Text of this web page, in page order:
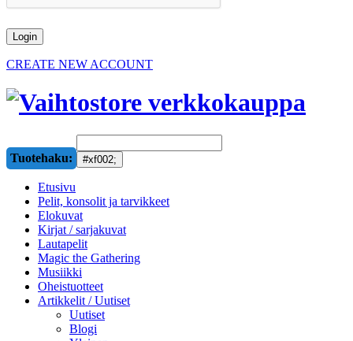
CREATE NEW ACCOUNT
Tuotehaku:
Etusivu
Pelit, konsolit ja tarvikkeet
Elokuvat
Kirjat / sarjakuvat
Lautapelit
Magic the Gathering
Musiikki
Oheistuotteet
Artikkelit / Uutiset
Uutiset
Blogi